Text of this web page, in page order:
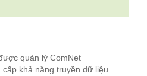
quản lý ComNet
khả năng truyền dữ liệu